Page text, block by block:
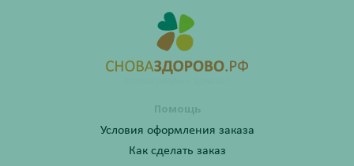
Помощь
Условия оформления заказа
Как сделать заказ